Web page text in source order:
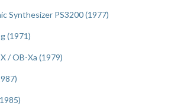
Synthesizer PS3200 (1977)
(1971)
/ OB-Xa (1979)